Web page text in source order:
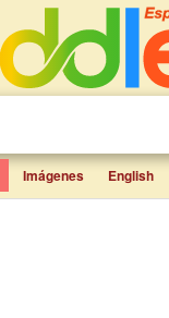
Imágenes English